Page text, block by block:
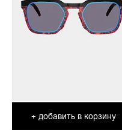
+ добавить в корзину